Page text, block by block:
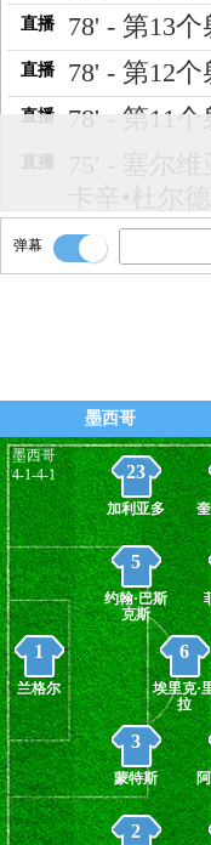
直播 78' - 第13
直播 78' - 第12
直播 78' - 第11
直播
75' - 塞尔
直播
75' - 塞尔
古拉•西米
直播
73' - 墨西哥
尔多↓
直播
73' - 墨西哥
克斯↓
直播
73' - 墨西哥
尔瓦拉多↓
弹幕
墨西哥
墨西哥
4-1-4-1
1
兰格尔
2
3
蒙特斯
5
约翰·巴斯
克斯
23
加利亚多
6
埃里克·
拉